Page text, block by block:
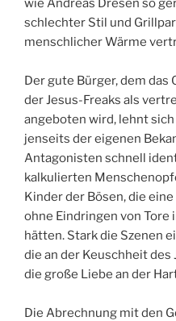
wie Andreas Dresen so
schlechter Stil und
menschlicher Wärme
Der gute Bürger, dem
der Jesus-Freaks als
angeboten wird, lehnt
jenseits der eigenen
Antagonisten schnell
kalkulierten
Kinder der Bösen, die
ohne Eindringen von Tore
hätten. Stark die Szenen
die an der Keuschheit des
die große Liebe an der
Die Abrechnung mit den